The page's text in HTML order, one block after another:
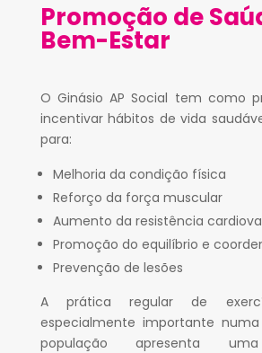
Promoção de
Bem-Estar
O Ginásio AP Social tem como
incentivar hábitos de vida
para:
Melhoria da condição física
Reforço da força muscular
Aumento da resistência
Promoção do equilíbrio e
Prevenção de lesões
A prática regular de
especialmente importante
população apresenta